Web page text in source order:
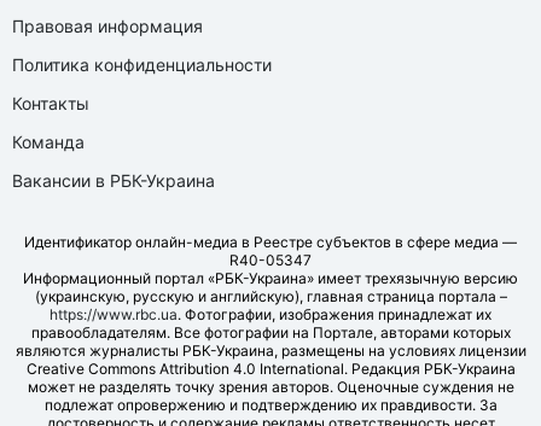
Правовая информация
Политика конфиденциальности
Контакты
Команда
Вакансии в РБК-Украина
Идентификатор онлайн-медиа в Реестре субъектов в сфере медиа —
R40-05347
Информационный портал «РБК-Украина» имеет трехязычную версию
(украинскую, русскую и английскую), главная страница портала –
https://www.rbc.ua. Фотографии, изображения принадлежат их
правообладателям. Все фотографии на Портале, авторами которых
являются журналисты РБК-Украина, размещены на условиях лицензии
Creative Commons Attribution 4.0 International. Редакция РБК-Украина
может не разделять точку зрения авторов. Оценочные суждения не
подлежат опровержению и подтверждению их правдивости. За